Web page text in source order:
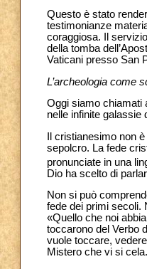
Questo è stato
testimonianze
coraggiosa. Il
della tomba
Vaticani presso San
L’archeologia come
Oggi siamo chiamati
nelle infinite galassie
Il cristianesimo non
sepolcro. La fede
pronunciate in una
Dio ha scelto di
Non si può
fede dei primi secoli.
«Quello che noi
toccarono del Verbo
vuole toccare,
Mistero che vi si cela.